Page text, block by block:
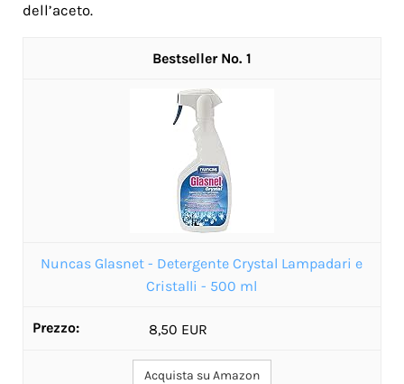
dell’aceto.
1
Nuncas Glasnet - Detergente Crystal Lampadari e
Cristalli - 500 ml
8,50 EUR
Acquista su Amazon